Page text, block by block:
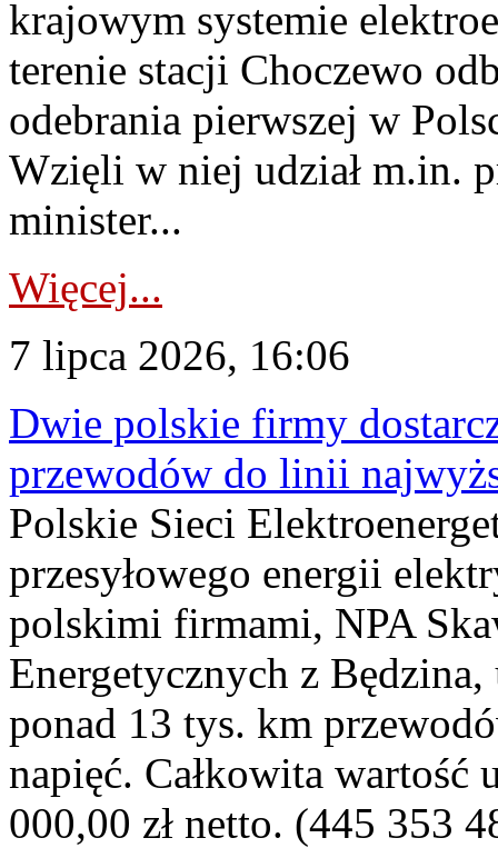
krajowym systemie
terenie stacji Choczewo
odebrania pierwszej w
Wzięli w niej udział m.in.
minister...
Więcej...
7 lipca 2026, 16:06
Dwie polskie firmy
przewodów do linii
Polskie Sieci
przesyłowego energii
polskimi firmami, NPA
Energetycznych z
ponad 13 tys. km
napięć. Całkowita
000,00 zł netto. (445 353